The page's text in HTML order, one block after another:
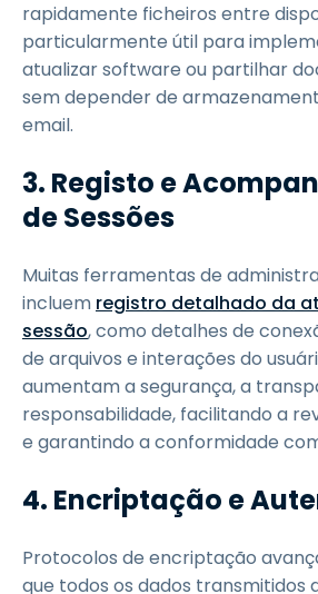
rapidamente ficheiros entre
particularmente útil para
atualizar software ou partilhar
sem depender de
email.
3. Registo e
de Sessões
Muitas ferramentas de
incluem registro detalhado da
sessão, como detalhes de
de arquivos e interações do
aumentam a segurança, a
responsabilidade, facilitando a
e garantindo a conformidade
4. Encriptação e
Protocolos de encriptação
que todos os dados transmitidos